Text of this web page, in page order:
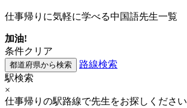
仕事帰りに気軽に学べる中国語先生一覧
加油!
条件クリア
路線検索
駅検索
×
仕事帰りの駅路線で先生をお探しください